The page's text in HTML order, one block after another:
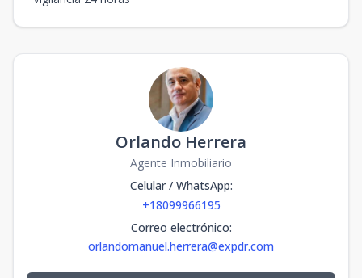
Orlando Herrera
Agente Inmobiliario
Celular / WhatsApp:
+18099966195
Correo electrónico:
orlandomanuel.herrera@expdr.com